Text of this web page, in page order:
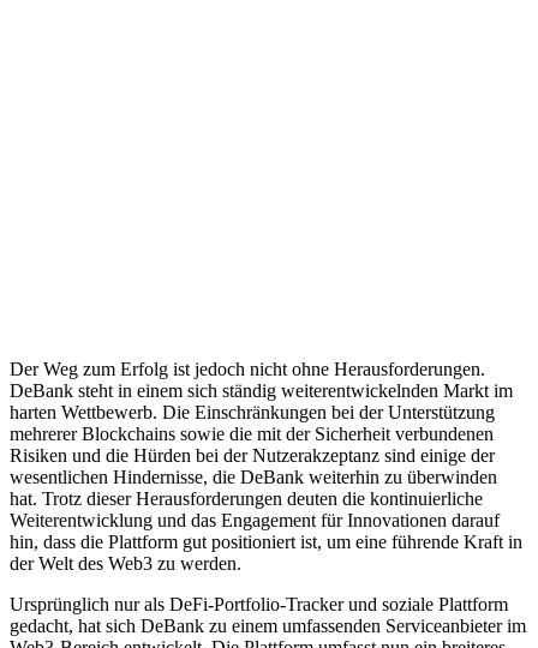
Der Weg zum Erfolg ist jedoch nicht ohne Herausforderungen.
DeBank steht in einem sich ständig weiterentwickelnden Markt im
harten Wettbewerb. Die Einschränkungen bei der Unterstützung
mehrerer Blockchains sowie die mit der Sicherheit verbundenen
Risiken und die Hürden bei der Nutzerakzeptanz sind einige der
wesentlichen Hindernisse, die DeBank weiterhin zu überwinden
hat. Trotz dieser Herausforderungen deuten die kontinuierliche
Weiterentwicklung und das Engagement für Innovationen darauf
hin, dass die Plattform gut positioniert ist, um eine führende Kraft in
der Welt des Web3 zu werden.
Ursprünglich nur als DeFi-Portfolio-Tracker und soziale Plattform
gedacht, hat sich DeBank zu einem umfassenden Serviceanbieter im